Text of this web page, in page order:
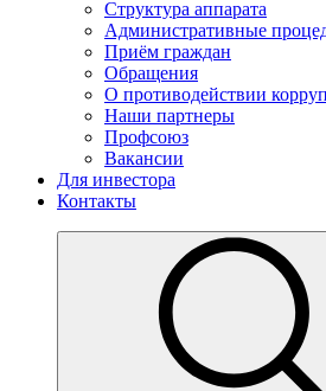
Структура аппарата
Административные
Приём граждан
Обращения
О противодействии
Наши партнеры
Профсоюз
Вакансии
Для инвестора
Контакты